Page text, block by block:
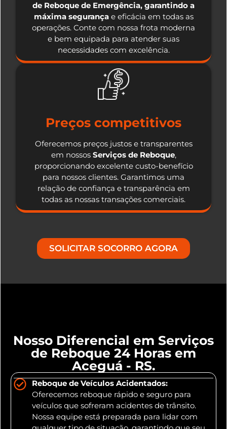
de Reboque de Emergência, garantindo a
máxima segurançae eficácia em todas as
operações. Conte com nossa frota moderna
e bem equipada para atender suas
necessidades com excelência.
Preços competitivos
Oferecemos preços justos e transparentes
em nossos Serviços de Reboque,
proporcionando excelente custo-benefício
para nossos clientes. Garantimos uma
relação de confiança e transparência em
todas as nossas transações comerciais.
SOLICITAR SOCORRO AGORA
Nosso Diferencial em Serviços
de Reboque 24 Horas em
Aceguá - RS.
Reboque de Veículos Acidentados:
Oferecemos reboque rápido e seguro para
veículos que sofreram acidentes de trânsito.
Nossa equipe está preparada para lidar com